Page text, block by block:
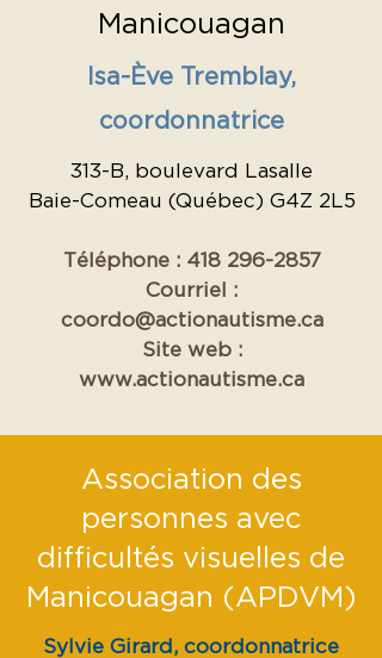
Manicouagan
Isa-Ève Tremblay,
coordonnatrice
313-B, boulevard Lasalle
Baie-Comeau (Québec) G4Z 2L5
Téléphone : 418 296-2857
Courriel :
coordo@actionautisme.ca
Site web :
www.actionautisme.ca
Association des
personnes avec
difficultés visuelles de
Manicouagan (APDVM)
Sylvie Girard, coordonnatrice